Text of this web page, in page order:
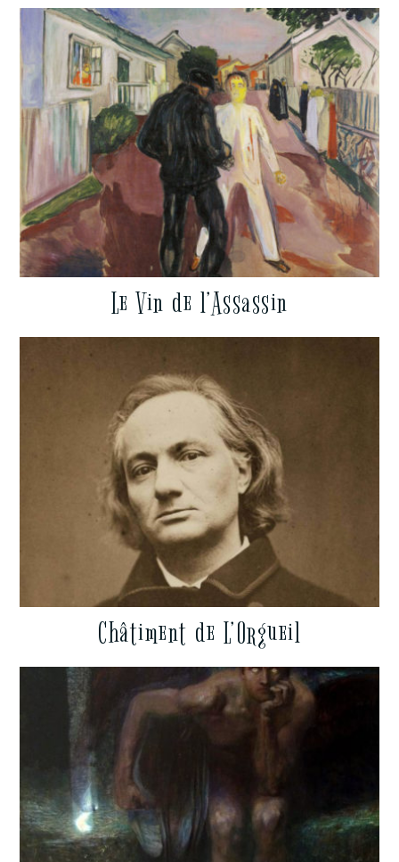
Le Vin de l’Assassin
Châtiment de L’Orgueil